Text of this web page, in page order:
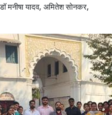
मनीषा यादव, अमितेश सोनकर,